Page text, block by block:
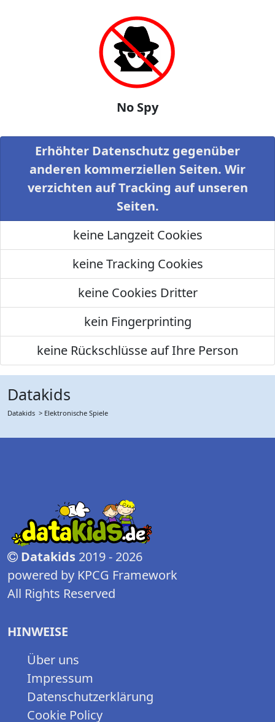
No Spy
Erhöhter Datenschutz gegenüber
anderen kommerziellen Seiten. Wir
verzichten auf Tracking auf unseren
Seiten.
keine Langzeit Cookies
keine Tracking Cookies
keine Cookies Dritter
kein Fingerprinting
keine Rückschlüsse auf Ihre Person
Datakids
Datakids > Elektronische Spiele
Datakids 2019 - 2026
powered by KPCG Framework
All Rights Reserved
HINWEISE
Über uns
Impressum
Datenschutzerklärung
Cookie Policy